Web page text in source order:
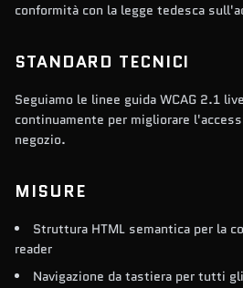
conformità con la legge tedesca
STANDARD TECNICI
Seguiamo le linee guida WCAG 2.1
continuamente per migliorare
negozio.
MISURE
Struttura HTML semantica per la
reader
Navigazione da tastiera per tutti